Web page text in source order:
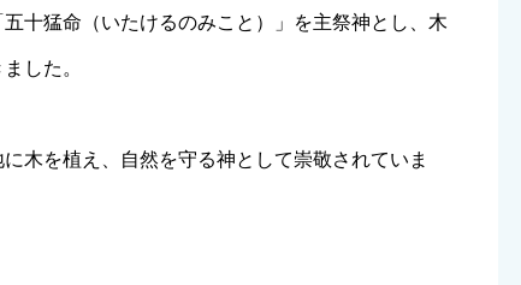
十猛命（いたけるのみこと）」を主祭神とし、木
した。
木を植え、自然を守る神として崇敬されていま